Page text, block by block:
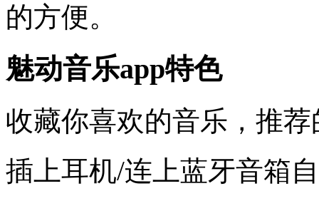
的方便。
魅动音乐app特色
收藏你喜欢的音乐，推
插上耳机/连上蓝牙音箱